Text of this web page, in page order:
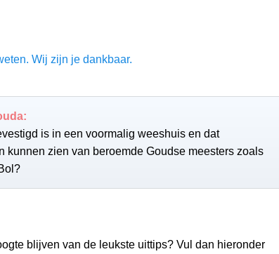
Wij zijn je dankbaar.
is in een voormalig weeshuis en dat
kunnen zien van beroemde Goudse meesters zoals
blijven van de leukste uittips? Vul dan hieronder